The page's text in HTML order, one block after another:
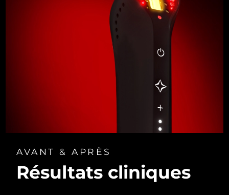
AVANT & APRÈS
Résultats cliniques
Livraison estimée
Livraison estimée
Livraison estimée
Livraison estimée
Ouzbékistan
Viêt Nam Livraison estimée8/15/26